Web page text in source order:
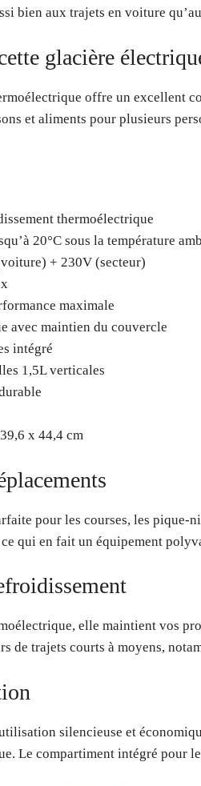
bien aux trajets en voiture
glacière
offre un excellent
et aliments pour plusieurs
thermoélectrique
20°C sous la température
+ 230V (secteur)
maximale
avec maintien du couvercle
intégré
1,5L verticales
x 44,4 cm
pour les courses, les pique-
qui en fait un équipement
elle maintient vos
de trajets courts à moyens,
silencieuse et
Le compartiment intégré pour